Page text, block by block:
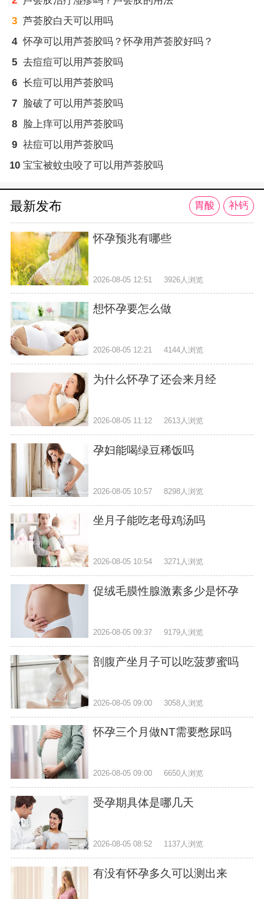
3 芦荟胶白天可以用吗
4 怀孕可以用芦荟胶吗？怀孕用芦荟胶好吗？
5 去痘痘可以用芦荟胶吗
6 长痘可以用芦荟胶吗
7 脸破了可以用芦荟胶吗
8 脸上痒可以用芦荟胶吗
9 祛痘可以用芦荟胶吗
10 宝宝被蚊虫咬了可以用芦荟胶吗
最新发布 胃酸 补钙
怀孕预兆有哪些
2026-08-05 12:51 3926人浏览
想怀孕要怎么做
2026-08-05 12:21 4144人浏览
为什么怀孕了还会来月经
2026-08-05 11:12 2613人浏览
孕妇能喝绿豆稀饭吗
2026-08-05 10:57 8298人浏览
坐月子能吃老母鸡汤吗
2026-08-05 10:54 3271人浏览
促绒毛膜性腺激素多少是怀孕
2026-08-05 09:37 9179人浏览
剖腹产坐月子可以吃菠萝蜜吗
2026-08-05 09:00 3058人浏览
怀孕三个月做NT需要憋尿吗
2026-08-05 09:00 6650人浏览
受孕期具体是哪几天
2026-08-05 08:52 1137人浏览
有没有怀孕多久可以测出来